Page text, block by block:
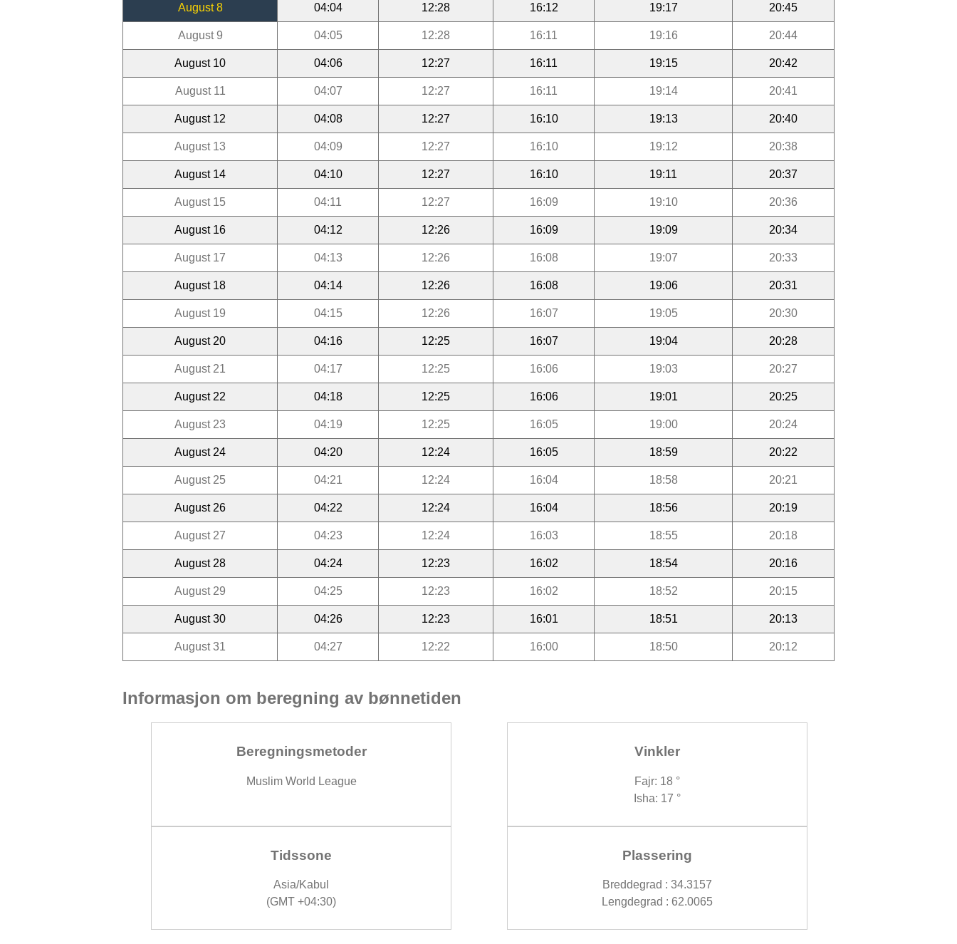
August 8 04:04 12:28 16:12 19:17 20:45
August 9 04:05 12:28 16:11 19:16 20:44
August 10 04:06 12:27 16:11 19:15 20:42
August 11 04:07 12:27 16:11 19:14 20:41
August 12 04:08 12:27 16:10 19:13 20:40
August 13 04:09 12:27 16:10 19:12 20:38
August 14 04:10 12:27 16:10 19:11 20:37
August 15 04:11 12:27 16:09 19:10 20:36
August 16 04:12 12:26 16:09 19:09 20:34
August 17 04:13 12:26 16:08 19:07 20:33
August 18 04:14 12:26 16:08 19:06 20:31
August 19 04:15 12:26 16:07 19:05 20:30
August 20 04:16 12:25 16:07 19:04 20:28
August 21 04:17 12:25 16:06 19:03 20:27
August 22 04:18 12:25 16:06 19:01 20:25
August 23 04:19 12:25 16:05 19:00 20:24
August 24 04:20 12:24 16:05 18:59 20:22
August 25 04:21 12:24 16:04 18:58 20:21
August 26 04:22 12:24 16:04 18:56 20:19
August 27 04:23 12:24 16:03 18:55 20:18
August 28 04:24 12:23 16:02 18:54 20:16
August 29 04:25 12:23 16:02 18:52 20:15
August 30 04:26 12:23 16:01 18:51 20:13
August 31 04:27 12:22 16:00 18:50 20:12
Informasjon om beregning av bønnetiden
Beregningsmetoder
Muslim World League
Vinkler
Fajr: 18 °
Isha: 17 °
Tidssone
Asia/Kabul
(GMT +04:30)
Plassering
Breddegrad : 34.3157
Lengdegrad : 62.0065